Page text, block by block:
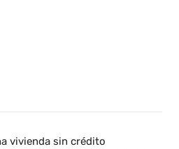
vivienda sin crédito